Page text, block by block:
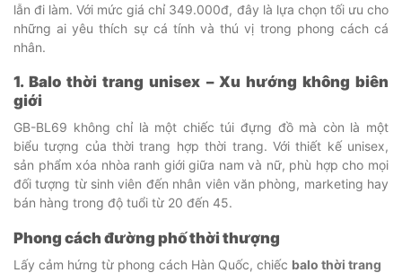
lẫn đi làm. Với mức giá chỉ 349.000đ, đây là lựa chọn tối ưu cho
những ai yêu thích sự cá tính và thú vị trong phong cách cá
nhân.
1. Balo thời trang unisex – Xu hướng không biên
giới
GB-BL69 không chỉ là một chiếc túi đựng đồ mà còn là một
biểu tượng của thời trang hợp thời trang. Với thiết kế unisex,
sản phẩm xóa nhòa ranh giới giữa nam và nữ, phù hợp cho mọi
đối tượng từ sinh viên đến nhân viên văn phòng, marketing hay
bán hàng trong độ tuổi từ 20 đến 45.
Phong cách đường phố thời thượng
Lấy cảm hứng từ phong cách Hàn Quốc, chiếc balo thời trang